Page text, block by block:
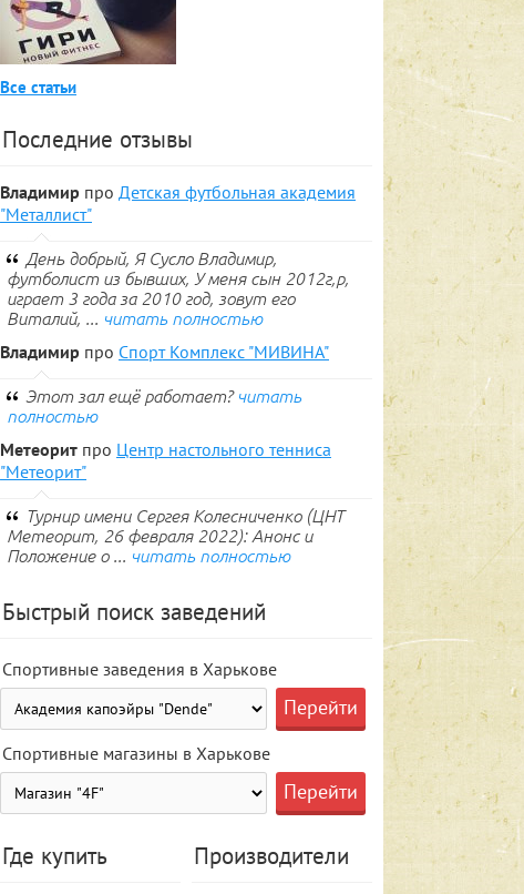
Все статьи
Последние отзывы
Владимир про Детская футбольная академия
"Металлист"
День добрый, Я Сусло Владимир,
футболист из бывших, У меня сын 2012г,р,
играет 3 года за 2010 год, зовут его
Виталий, ... читать полностью
Владимир про Спорт Комплекс "МИВИНА"
Этот зал ещё работает? читать
полностью
Метеорит про Центр настольного тенниса
"Метеорит"
Турнир имени Сергея Колесниченко (ЦНТ
Метеорит, 26 февраля 2022): Анонс и
Положение о ... читать полностью
Быстрый поиск заведений
Спортивные заведения в Харькове
Спортивные магазины в Харькове
Где купить Производители